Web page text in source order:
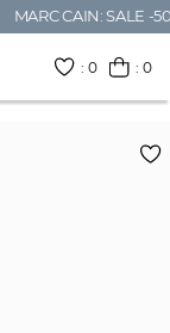
MARC CAIN: SALE -
:0 : 0